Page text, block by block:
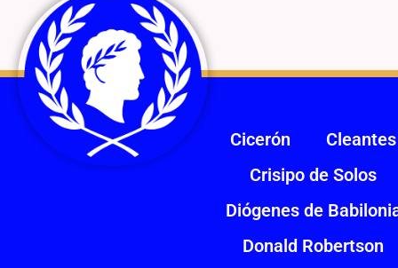
Cicerón
Cleantes
Crisipo de Solos
Diógenes de
Donald Robertson